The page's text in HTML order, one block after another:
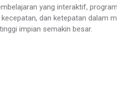
yang interaktif,
dan ketepatan dalam
impian semakin besar.